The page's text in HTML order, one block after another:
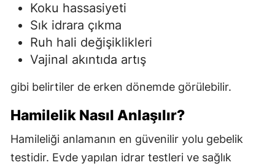
Koku hassasiyeti
Sık idrara çıkma
Ruh hali değişiklikleri
Vajinal akıntıda artış
gibi belirtiler de erken dönemde görülebilir.
Hamilelik Nasıl Anlaşılır?
Hamileliği anlamanın en güvenilir yolu gebelik
testidir. Evde yapılan idrar testleri ve sağlık